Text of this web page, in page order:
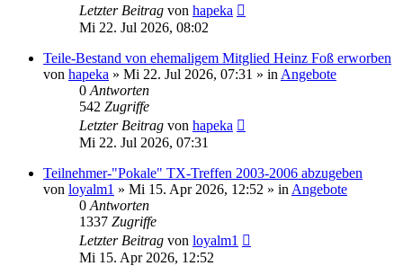
Letzter Beitrag von hapeka
Mi 22. Jul 2026, 08:02
Teile-Bestand von ehemaligem Mitglied Heinz Foß erworben
von hapeka » Mi 22. Jul 2026, 07:31 » in Angebote
0 Antworten
542 Zugriffe
Letzter Beitrag von hapeka
Mi 22. Jul 2026, 07:31
Teilnehmer-"Pokale" TX-Treffen 2003-2006 abzugeben
von loyalm1 » Mi 15. Apr 2026, 12:52 » in Angebote
0 Antworten
1337 Zugriffe
Letzter Beitrag von loyalm1
Mi 15. Apr 2026, 12:52